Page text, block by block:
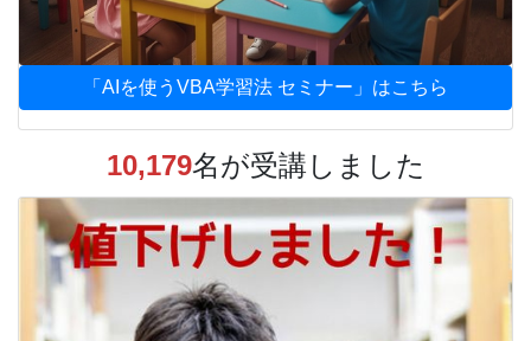
「AIを使うVBA学習法 セミナー」はこちら
10,179名が受講しました